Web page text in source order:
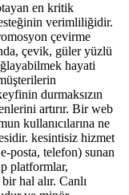
en kritik
verimliliğidir.
çevirme
çevik, güler yüzlü
hayati
durmaksızın
artırır. Bir web
kullanıcılarına ne
kesintisiz hizmet
posta, telefon) sunan
platformlar,
hal alır. Canlı